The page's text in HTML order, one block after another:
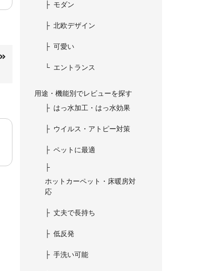
モダン
北欧デザイン
可愛い
エントランス
用途・機能別でレビューを探す
はっ水加工・はっ水効果
ウイルス・アトピー対策
ペットに最適
ホットカーペット・床暖房対
応
丈夫で長持ち
低反発
手洗い可能